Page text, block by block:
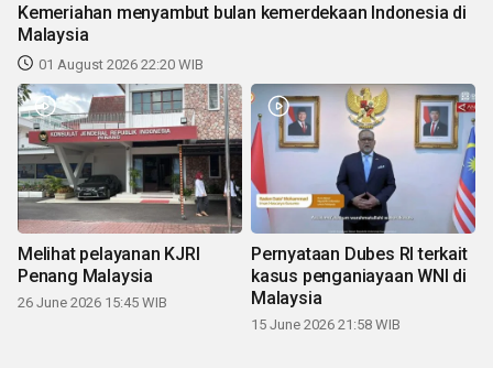
Kemeriahan menyambut bulan kemerdekaan Indonesia di
Malaysia
01 August 2026 22:20 WIB
Melihat pelayanan KJRI
Penang Malaysia
26 June 2026 15:45 WIB
Pernyataan Dubes RI terkait
kasus penganiayaan WNI di
Malaysia
15 June 2026 21:58 WIB